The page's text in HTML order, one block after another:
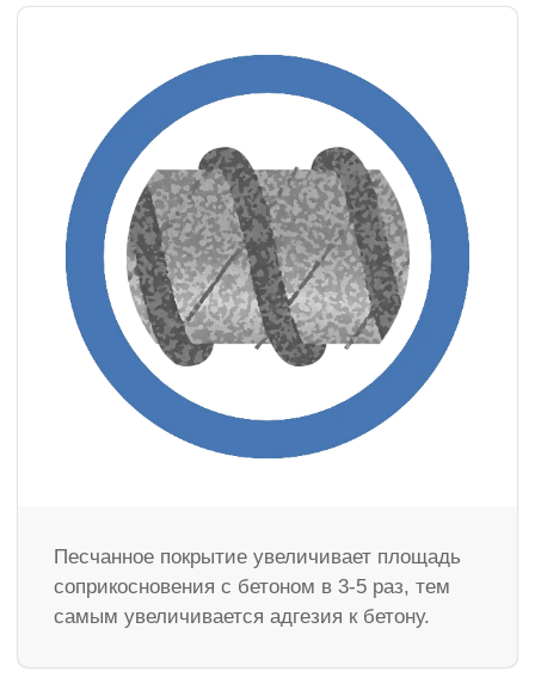
Песчанное покрытие увеличивает площадь
соприкосновения с бетоном в 3-5 раз, тем
самым увеличивается адгезия к бетону.